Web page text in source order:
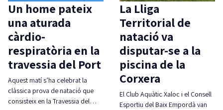
Un home pateix
una aturada
càrdio-
respiratòria en la
travessia del Port
Aquest matí s’ha celebrat la
clàssica prova de natació que
consisteix en la Travessia del…
La Lliga
Territorial de
natació va
disputar-se a la
piscina de la
Corxera
El Club Aquàtic Xaloc i el Consell
Esportiu del Baix Empordà van